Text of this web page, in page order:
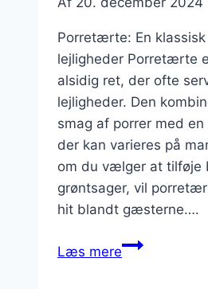
Porretærte: En
lejligheder Porretærte
alsidig ret, der ofte
lejligheder. Den
smag af porrer med
der kan varieres på
om du vælger at tilføje
grøntsager, vil
hit blandt gæsterne….
Læs merePorretærte